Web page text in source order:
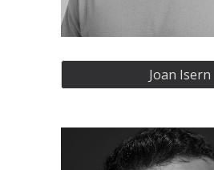
Joan Isern